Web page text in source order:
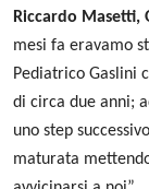
Riccardo Masetti,
mesi fa eravamo
Pediatrico Gaslini
di circa due anni;
uno step
maturata